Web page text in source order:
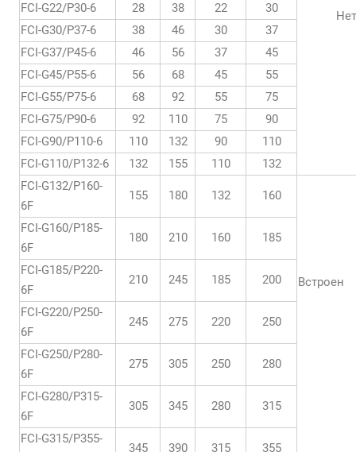
FCI-G22/P30-6
28 38 22 30
Нет
FCI-G30/P37-6
38 46 30
37
FCI-G37/P45-6
46 56 37
45
FCI-G45/P55-6
56 68 45
55
FCI-G55/P75-6
68 92 55
75
FCI-G75/P90-6
92 110 75
90
FCI-G90/P110-6
110 132 90
110
FCI-G110/P132-6
132 155 110
132
FCI-G132/P160-
6F
155 180 132 160
Встроен
FCI-G160/P185-
6F
180 210 160 185
FCI-G185/P220-
6F
210 245 185 200
FCI-G220/P250-
6F
245 275 220 250
FCI-G250/P280-
6F
275 305 250 280
FCI-G280/P315-
6F
305 345 280 315
FCI-G315/P355-
345 390 315 355